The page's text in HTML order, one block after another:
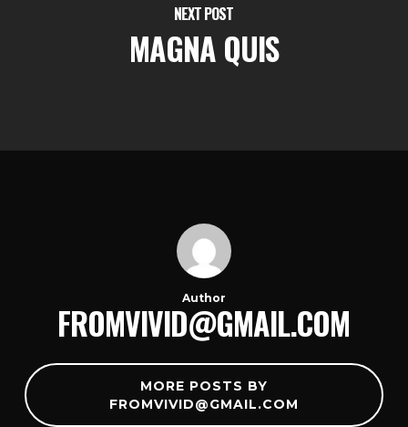
NEXT POST
MAGNA QUIS
Author
FROMVIVID@GMAIL.COM
MORE POSTS BY
FROMVIVID@GMAIL.COM